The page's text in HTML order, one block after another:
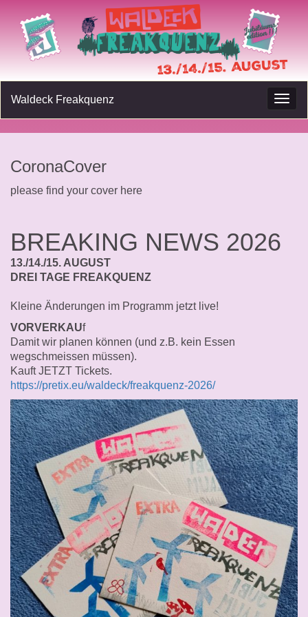
Waldeck Freakquenz
CoronaCover
please find your cover here
BREAKING NEWS 2026
13./14./15. AUGUST
DREI TAGE FREAKQUENZ
Kleine Änderungen im Programm jetzt live!
VORVERKAUf
Damit wir planen können (und z.B. kein Essen
wegschmeissen müssen).
Kauft JETZT Tickets.
https://pretix.eu/waldeck/freakquenz-2026/